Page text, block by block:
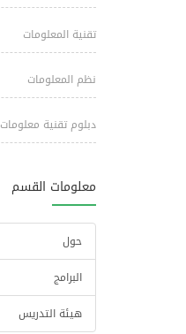
تقنية المعلومات
نظم المعلومات
دبلوم تقنية معلومات
معلومات القسم
حول
البرامج
هيئة التدريس